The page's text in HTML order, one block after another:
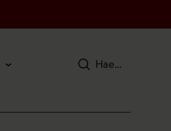
Hae